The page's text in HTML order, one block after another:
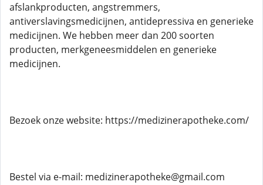
afslankproducten, angstremmers,
antiverslavingsmedicijnen, antidepressiva en generieke
medicijnen. We hebben meer dan 200 soorten
producten, merkgeneesmiddelen en generieke
medicijnen.
Bezoek onze website: https://medizinerapotheke.com/
Bestel via e-mail: medizinerapotheke@gmail.com